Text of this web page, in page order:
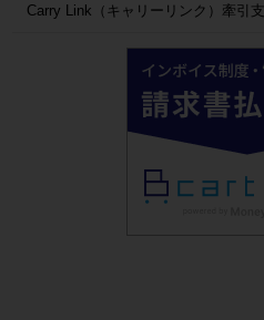
Carry Link（キャリーリンク）牽引